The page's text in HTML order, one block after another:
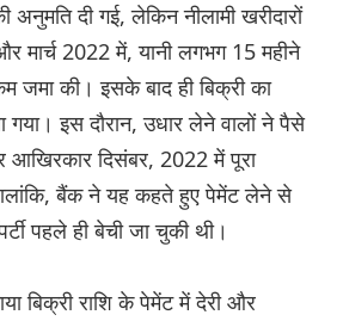
दी गई, लेकिन नीलामी खरीदारों
मार्च 2022 में, यानी लगभग 15 महीने
जमा की। इसके बाद ही बिक्री का
गया। इस दौरान, उधार लेने वालों ने पैसे
आखिरकार दिसंबर, 2022 में पूरा
बैंक ने यह कहते हुए पेमेंट लेने से
पहले ही बेची जा चुकी थी।
बिक्री राशि के पेमेंट में देरी और